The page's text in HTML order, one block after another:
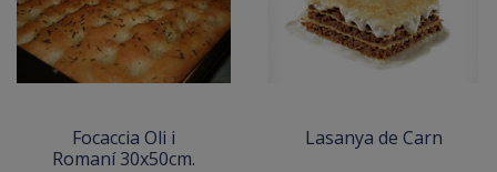
Focaccia Oli i
Romaní 30x50cm.
Lasanya de Carn